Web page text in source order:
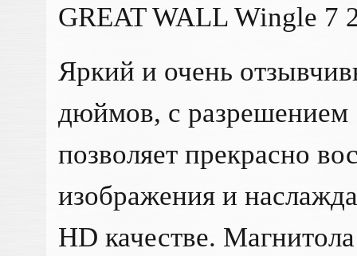
GREAT WALL Wingle 7
Яркий и очень
дюймов, с разрешением
позволяет прекрасно
изображения и
HD качестве.